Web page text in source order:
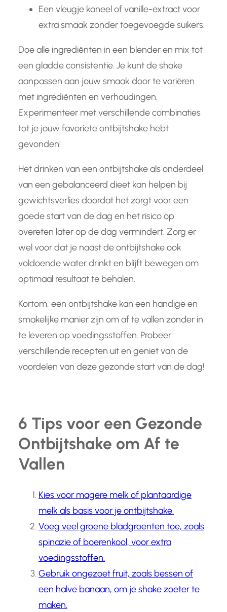
Een vleugje kaneel of vanille-extract voor
extra smaak zonder toegevoegde suikers.
Doe alle ingrediënten in een blender en mix tot
een gladde consistentie. Je kunt de shake
aanpassen aan jouw smaak door te variëren
met ingrediënten en verhoudingen.
Experimenteer met verschillende combinaties
tot je jouw favoriete ontbijtshake hebt
gevonden!
Het drinken van een ontbijtshake als onderdeel
van een gebalanceerd dieet kan helpen bij
gewichtsverlies doordat het zorgt voor een
goede start van de dag en het risico op
overeten later op de dag vermindert. Zorg er
wel voor dat je naast de ontbijtshake ook
voldoende water drinkt en blijft bewegen om
optimaal resultaat te behalen.
Kortom, een ontbijtshake kan een handige en
smakelijke manier zijn om af te vallen zonder in
te leveren op voedingsstoffen. Probeer
verschillende recepten uit en geniet van de
voordelen van deze gezonde start van de dag!
6 Tips voor een Gezonde
Ontbijtshake om Af te
Vallen
Kies voor magere melk of plantaardige
melk als basis voor je ontbijtshake.
Voeg veel groene bladgroenten toe, zoals
spinazie of boerenkool, voor extra
voedingsstoffen.
Gebruik ongezoet fruit, zoals bessen of
een halve banaan, om je shake zoeter te
maken.